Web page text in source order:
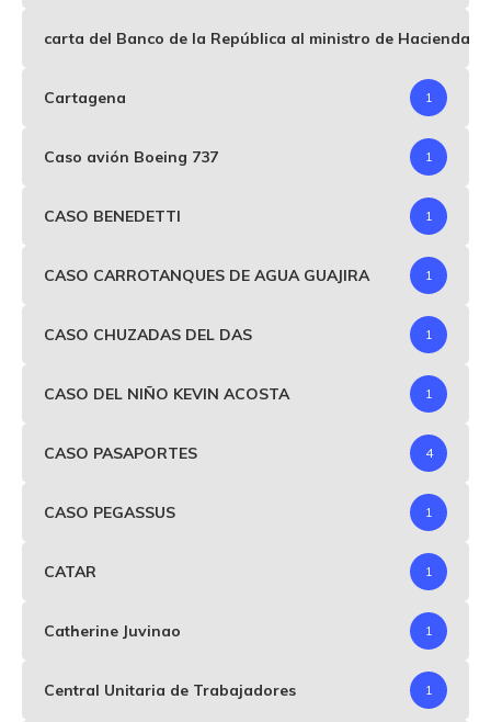
carta del Banco de la República al ministro de Hacienda
Cartagena 1
Caso avión Boeing 737 1
CASO BENEDETTI 1
CASO CARROTANQUES DE AGUA GUAJIRA 1
CASO CHUZADAS DEL DAS 1
CASO DEL NIÑO KEVIN ACOSTA 1
CASO PASAPORTES 4
CASO PEGASSUS 1
CATAR 1
Catherine Juvinao 1
Central Unitaria de Trabajadores 1